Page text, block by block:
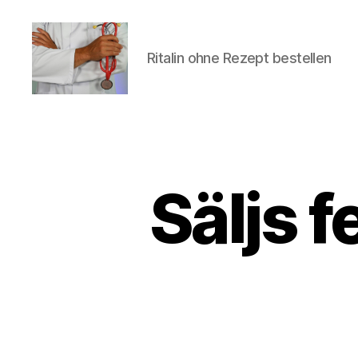
Ritalin ohne Rezept bestellen
Categories
Säljs